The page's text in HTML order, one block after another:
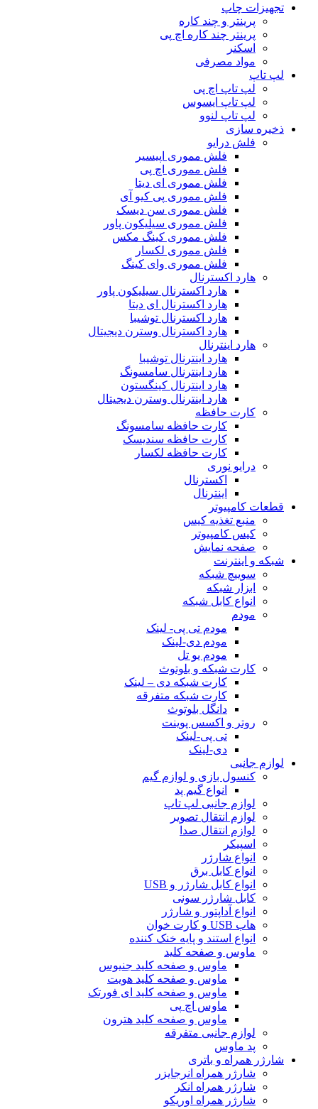
تجهیزات چاپ
پرینتر و چند کاره
پرینتر چند کاره اچ پی
اسکنر
مواد مصرفی
لپ تاپ
لپ تاپ اچ پی
لپ تاپ ایسوس
لپ تاپ لنوو
ذخیره سازی
فلش درایو
فلش مموری اپیسیر
فلش مموری اچ پی
فلش مموری ای دیتا
فلش مموری پی کیو آی
فلش مموری سن دیسک
فلش مموری سیلیکون پاور
فلش مموری کینگ مکس
فلش مموری لکسار
فلش مموری وای کینگ
هارد اکسترنال
هارد اکسترنال سیلیکون پاور
هارد اکسترنال ای دیتا
هارد اکسترنال توشیبا
هارد اکسترنال وسترن دیجیتال
هارد اینترنال
هارد اینترنال توشیبا
هارد اینترنال سامسونگ
هارد اینترنال کینگستون
هارد اینترنال وسترن دیجیتال
کارت حافظه
کارت حافظه سامسونگ
کارت حافظه سندیسک
کارت حافظه لکسار
درایو نوری
اکسترنال
اینترنال
قطعات کامپیوتر
منبع تغذیه کیس
کیس کامپیوتر
صفحه نمایش
شبکه و اینترنت
سوییچ شبکه
ابزار شبکه
انواع کابل شبکه
مودم
مودم تی پی- لینک
مودم دی-لینک
مودم یو تل
کارت شبکه و بلوتوث
کارت شبکه دی – لینک
کارت شبکه متفرقه
دانگل بلوتوث
روتر و اکسس پوینت
تی پی-لینک
دی-لینک
لوازم جانبی
کنسول بازی و لوازم گیم
انواع گیم پد
لوازم جانبی لپ تاپ
لوازم انتقال تصویر
لوازم انتقال صدا
اسپیکر
انواع شارژر
انواع کابل برق
انواع کابل شارژر و USB
کابل شارژر سونی
انواع آداپتور و شارژر
هاب USB و کارت خوان
انواع استند و پایه خنک کننده
ماوس و صفحه کلید
ماوس و صفحه کلید جنیوس
ماوس و صفحه کلید هویت
ماوس و صفحه کلید ای فورتک
ماوس اچ پی
ماوس و صفحه کلید هترون
لوازم جانبی متفرقه
پد ماوس
شارژر همراه و باتری
شارژر همراه انرجایزر
شارژر همراه انکر
شارژر همراه اوریکو